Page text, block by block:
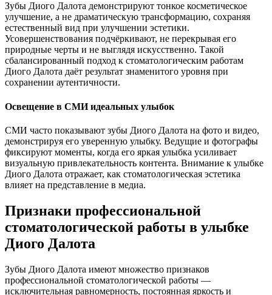
Зубы Диого Далота демонстрируют тонкое косметическое
улучшение, а не драматическую трансформацию, сохраняя
естественный вид при улучшении эстетики.
Усовершенствования подчёркивают, не перекрывая его
природные черты и не выглядя искусственно. Такой
сбалансированный подход к стоматологическим работам
Диого Далота даёт результат знаменитого уровня при
сохранении аутентичности.
Освещение в СМИ идеальных улыбок
СМИ часто показывают зубы Диого Далота на фото и видео,
демонстрируя его уверенную улыбку. Ведущие и фотографы
фиксируют моменты, когда его яркая улыбка усиливает
визуальную привлекательность контента. Внимание к улыбке
Диого Далота отражает, как стоматологическая эстетика
влияет на представление в медиа.
Признаки профессиональной
стоматологической работы в улыбке
Диого Далота
Зубы Диого Далота имеют множество признаков
профессиональной стоматологической работы —
исключительная равномерность, постоянная яркость и